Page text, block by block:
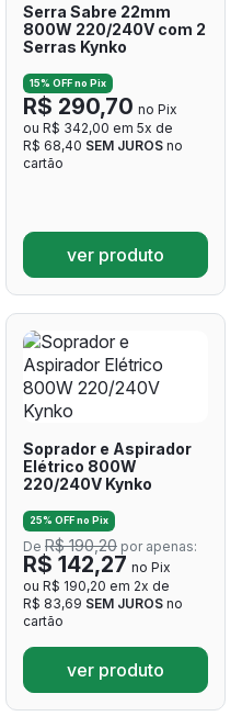
Serra Sabre 22mm
800W 220/240V com 2
Serras Kynko
15% OFF no Pix
R$ 290,70 no Pix
ou R$ 342,00 em 5x de
R$ 68,40 SEM JUROS no
cartão
ver produto
Soprador e Aspirador
Elétrico 800W
220/240V Kynko
25% OFF no Pix
De R$ 190,20 por apenas:
R$ 142,27 no Pix
ou R$ 190,20 em 2x de
R$ 83,69 SEM JUROS no
cartão
ver produto